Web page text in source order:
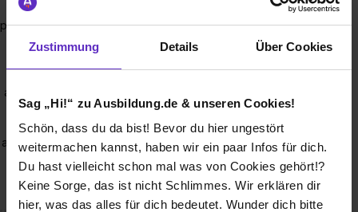
Zustimmung Details Über Cookies
Sag „Hi!“ zu Ausbildung.de & unseren Cookies!
Schön, dass du da bist! Bevor du hier ungestört
weitermachen kannst, haben wir ein paar Infos für dich.
Du hast vielleicht schon mal was von Cookies gehört!?
Keine Sorge, das ist nicht Schlimmes. Wir erklären dir
hier, was das alles für dich bedeutet. Wunder dich bitte
Berufsausbildung mit klaren Strukturen und einer
persönlichen Betreuung in einem motivierten Team. Du bist in
das Tagesgeschäft eingebunden und übernimmst
agierendes Unternehmen bieten wir Dir die Möglichkeit und
Perspektive, auch in anderen Ländern Erfahrungen zu
sammeln und andere Kulturen kennenzulernen. Wir bilden
aus, um optimal für die Zukunft aufgestellt zu sein. Ziel ist die
Übernahme in ein festes Angestelltenverhältnis nach dem